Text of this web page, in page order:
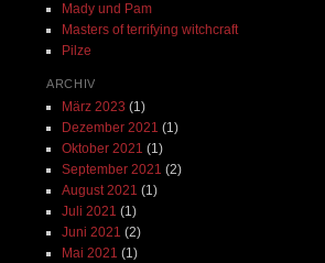
Mady und Pam
Masters of terrifying witchcraft
Pilze
ARCHIV
März 2023 (1)
Dezember 2021 (1)
Oktober 2021 (1)
September 2021 (2)
August 2021 (1)
Juli 2021 (1)
Juni 2021 (2)
Mai 2021 (1)